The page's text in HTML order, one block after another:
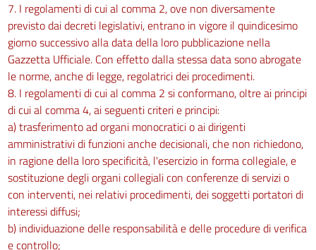
7. I regolamenti di cui al comma 2, ove non diversamente
previsto dai decreti legislativi, entrano in vigore il quindicesimo
giorno successivo alla data della loro pubblicazione nella
Gazzetta Ufficiale. Con effetto dalla stessa data sono abrogate
le norme, anche di legge, regolatrici dei procedimenti.
8. I regolamenti di cui al comma 2 si conformano, oltre ai principi
di cui al comma 4, ai seguenti criteri e principi:
a) trasferimento ad organi monocratici o ai dirigenti
amministrativi di funzioni anche decisionali, che non richiedono,
in ragione della loro specificità, l'esercizio in forma collegiale, e
sostituzione degli organi collegiali con conferenze di servizi o
con interventi, nei relativi procedimenti, dei soggetti portatori di
interessi diffusi;
b) individuazione delle responsabilità e delle procedure di verifica
e controllo;